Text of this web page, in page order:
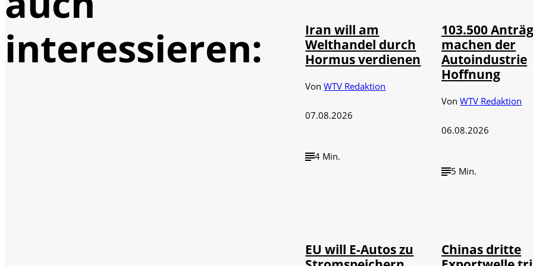
interessieren:
Iran will am
Welthandel durch
Hormus verdienen
VonWTV Redaktion
07.08.2026
4 Min.
103.500
machen der
Autoindustrie
Hoffnung
VonWTV Redaktion
06.08.2026
5 Min.
EU will E-Autos zu
Chinas dritte